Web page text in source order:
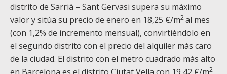
distrito de Sarrià – Sant Gervasi supera su máximo
valor y sitúa su precio de enero en 18,25 €/m2al mes
(con 1,2% de incremento mensual), convirtiéndolo en
el segundo distrito con el precio del alquiler más caro
de la ciudad. El distrito con el metro cuadrado más alto
2